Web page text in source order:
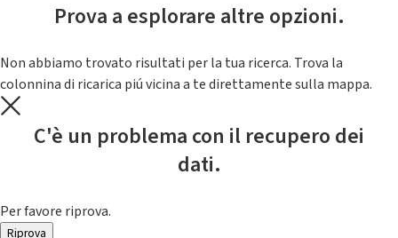
Prova a esplorare altre opzioni.
Non abbiamo trovato risultati per la tua ricerca. Trova la
colonnina di ricarica piú vicina a te direttamente sulla mappa.
C'è un problema con il recupero dei
dati.
Per favore riprova.
Riprova